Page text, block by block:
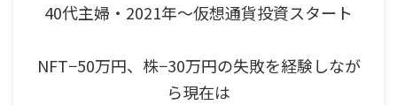
40代主婦・2021年～仮想通貨投資スタート
NFT−50万円、株−30万円の失敗を経験しなが
ら現在は